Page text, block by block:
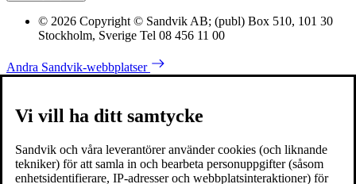
© 2026 Copyright © Sandvik AB; (publ) Box 510, 101 30
Stockholm, Sverige Tel 08 456 11 00
Andra Sandvik-webbplatser
Vi vill ha ditt samtycke
Sandvik och våra leverantörer använder cookies (och liknande
tekniker) för att samla in och bearbeta personuppgifter (såsom
enhetsidentifierare, IP-adresser och webbplatsinteraktioner) för